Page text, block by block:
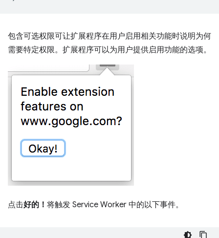
包含可选权限可让扩展程序在用户启用相关功能时说明为何
需要特定权限。扩展程序可以为用户提供启用功能的选项。
点击好的！ 将触发 Service Worker 中的以下事件。